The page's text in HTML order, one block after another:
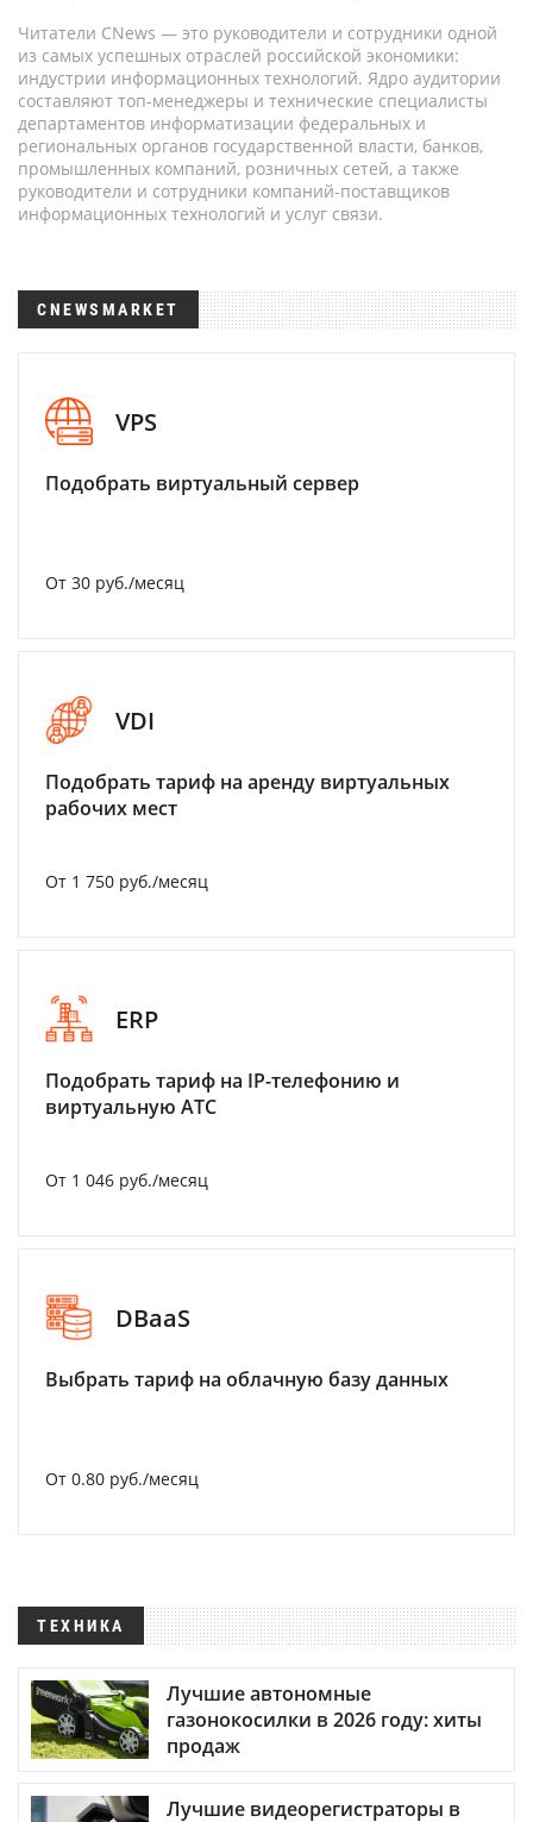
Читатели CNews — это руководители и сотрудники одной
из самых успешных отраслей российской экономики:
индустрии информационных технологий. Ядро аудитории
составляют топ-менеджеры и технические специалисты
департаментов информатизации федеральных и
региональных органов государственной власти, банков,
промышленных компаний, розничных сетей, а также
руководители и сотрудники компаний-поставщиков
информационных технологий и услуг связи.
CNEWSMARKET
VPS
Подобрать виртуальный сервер
От 30 руб./месяц
VDI
Подобрать тариф на аренду виртуальных
рабочих мест
От 1 750 руб./месяц
ERP
Подобрать тариф на IP-телефонию и
виртуальную АТС
От 1 046 руб./месяц
DBaaS
Выбрать тариф на облачную базу данных
От 0.80 руб./месяц
ТЕХНИКА
Лучшие автономные
газонокосилки в 2026 году: хиты
продаж
Лучшие видеорегистраторы в